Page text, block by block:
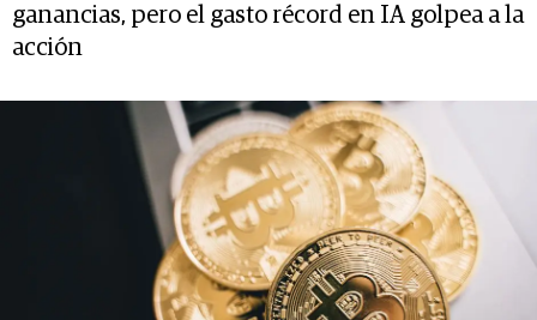
ganancias, pero el gasto récord en IA golpea a la
acción